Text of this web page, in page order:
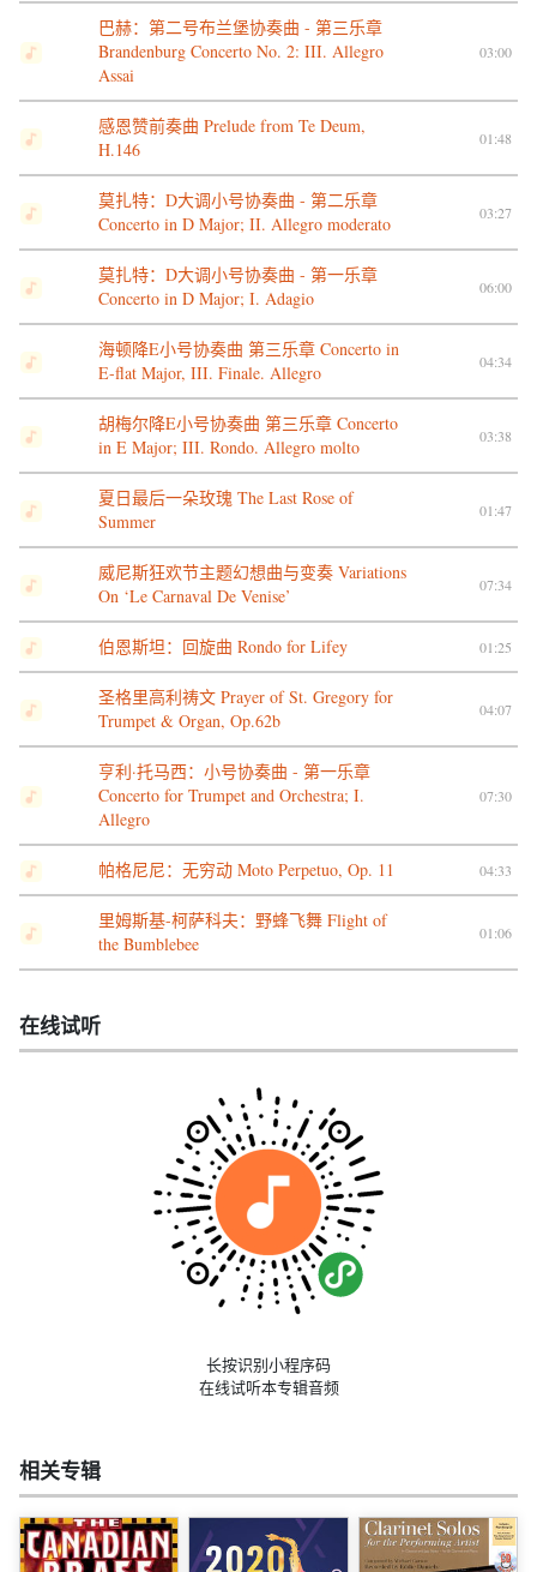
巴赫：第二号布兰堡协奏曲 - 第三乐章
Brandenburg Concerto No. 2: III. Allegro
Assai
03:00
感恩赞前奏曲 Prelude from Te Deum,
H.146
01:48
莫扎特：D大调小号协奏曲 - 第二乐章
Concerto in D Major; II. Allegro moderato
03:27
莫扎特：D大调小号协奏曲 - 第一乐章
Concerto in D Major; I. Adagio
06:00
海顿降E小号协奏曲 第三乐章 Concerto in
E-flat Major, III. Finale. Allegro
04:34
胡梅尔降E小号协奏曲 第三乐章 Concerto
in E Major; III. Rondo. Allegro molto
03:38
夏日最后一朵玫瑰 The Last Rose of
Summer
01:47
威尼斯狂欢节主题幻想曲与变奏 Variations
On ‘Le Carnaval De Venise’
07:34
伯恩斯坦：回旋曲 Rondo for Lifey 01:25
圣格里高利祷文 Prayer of St. Gregory for
Trumpet & Organ, Op.62b
04:07
亨利·托马西：小号协奏曲 - 第一乐章
Concerto for Trumpet and Orchestra; I.
Allegro
07:30
帕格尼尼：无穷动 Moto Perpetuo, Op. 11 04:33
里姆斯基-柯萨科夫：野蜂飞舞 Flight of
the Bumblebee
01:06
在线试听
长按识别小程序码
在线试听本专辑音频
相关专辑